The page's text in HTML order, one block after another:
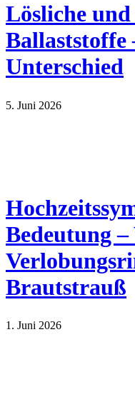
Lösliche
Ballaststoffe
Unterschied
5. Juni 2026
Bedeutung –
Brautstrauß
1. Juni 2026